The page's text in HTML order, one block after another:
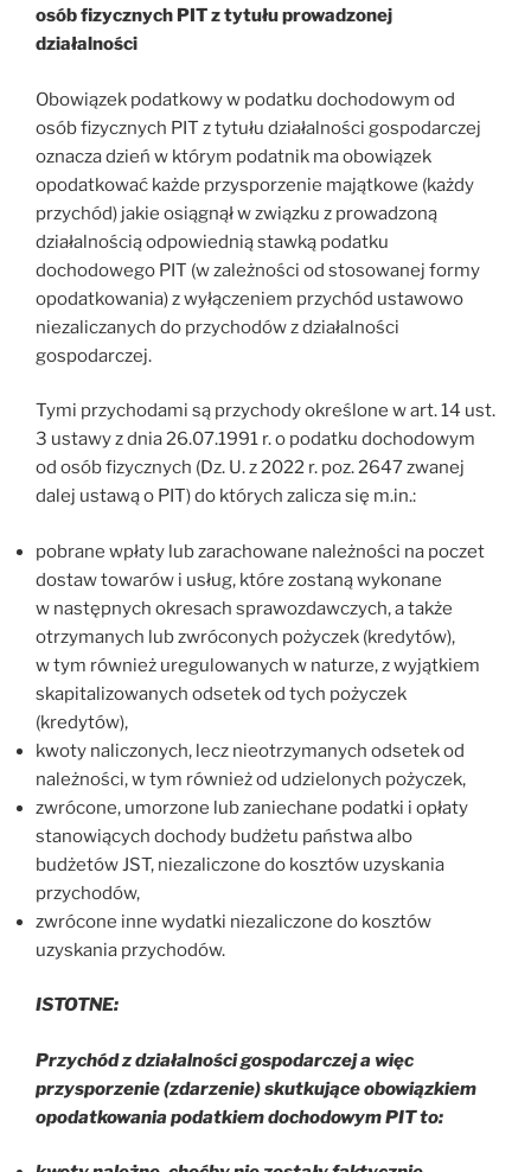
osób fizycznych PIT z tytułu prowadzonej
działalności
Obowiązek podatkowy w podatku dochodowym od
osób fizycznych PIT z tytułu działalności gospodarczej
oznacza dzień w którym podatnik ma obowiązek
opodatkować każde przysporzenie majątkowe (każdy
przychód) jakie osiągnął w związku z prowadzoną
działalnością odpowiednią stawką podatku
dochodowego PIT (w zależności od stosowanej formy
opodatkowania) z wyłączeniem przychód ustawowo
niezaliczanych do przychodów z działalności
gospodarczej.
Tymi przychodami są przychody określone w art. 14 ust.
3 ustawy z dnia 26.07.1991 r. o podatku dochodowym
od osób fizycznych (Dz. U. z 2022 r. poz. 2647 zwanej
dalej ustawą o PIT) do których zalicza się m.in.:
pobrane wpłaty lub zarachowane należności na poczet
dostaw towarów i usług, które zostaną wykonane
w następnych okresach sprawozdawczych, a także
otrzymanych lub zwróconych pożyczek (kredytów),
w tym również uregulowanych w naturze, z wyjątkiem
skapitalizowanych odsetek od tych pożyczek
(kredytów),
kwoty naliczonych, lecz nieotrzymanych odsetek od
należności, w tym również od udzielonych pożyczek,
zwrócone, umorzone lub zaniechane podatki i opłaty
stanowiących dochody budżetu państwa albo
budżetów JST, niezaliczone do kosztów uzyskania
przychodów,
zwrócone inne wydatki niezaliczone do kosztów
uzyskania przychodów.
ISTOTNE:
Przychód z działalności gospodarczej a więc
przysporzenie (zdarzenie) skutkujące obowiązkiem
opodatkowania podatkiem dochodowym PIT to: